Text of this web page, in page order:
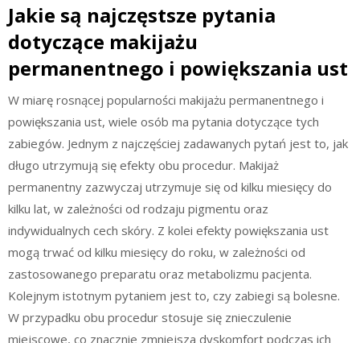
Jakie są najczęstsze pytania
dotyczące makijażu
permanentnego i powiększania ust
W miarę rosnącej popularności makijażu permanentnego i
powiększania ust, wiele osób ma pytania dotyczące tych
zabiegów. Jednym z najczęściej zadawanych pytań jest to, jak
długo utrzymują się efekty obu procedur. Makijaż
permanentny zazwyczaj utrzymuje się od kilku miesięcy do
kilku lat, w zależności od rodzaju pigmentu oraz
indywidualnych cech skóry. Z kolei efekty powiększania ust
mogą trwać od kilku miesięcy do roku, w zależności od
zastosowanego preparatu oraz metabolizmu pacjenta.
Kolejnym istotnym pytaniem jest to, czy zabiegi są bolesne.
W przypadku obu procedur stosuje się znieczulenie
miejscowe, co znacznie zmniejsza dyskomfort podczas ich